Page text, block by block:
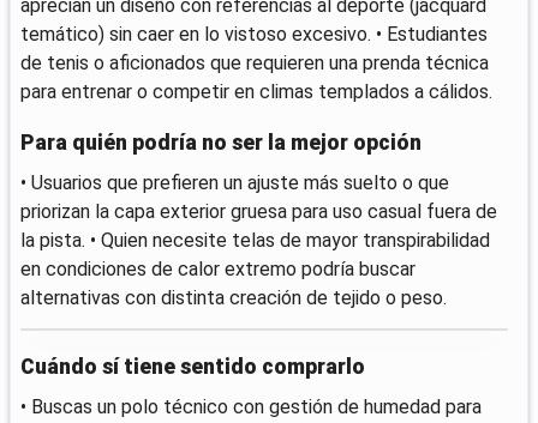
aprecian un diseño con referencias al deporte (jacquard
temático) sin caer en lo vistoso excesivo. • Estudiantes
de tenis o aficionados que requieren una prenda técnica
para entrenar o competir en climas templados a cálidos.
Para quién podría no ser la mejor opción
• Usuarios que prefieren un ajuste más suelto o que
priorizan la capa exterior gruesa para uso casual fuera de
la pista. • Quien necesite telas de mayor transpirabilidad
en condiciones de calor extremo podría buscar
alternativas con distinta creación de tejido o peso.
Cuándo sí tiene sentido comprarlo
• Buscas un polo técnico con gestión de humedad para